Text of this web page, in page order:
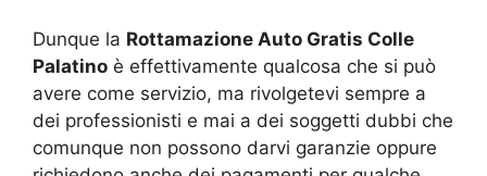
Dunque la Rottamazione Auto Gratis Colle
Palatino è effettivamente qualcosa che si può
avere come servizio, ma rivolgetevi sempre a
dei professionisti e mai a dei soggetti dubbi che
comunque non possono darvi garanzie oppure